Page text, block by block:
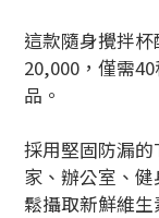
這款隨身攪拌
20,000，僅需
品。
採用堅固防漏
家、辦公室、
鬆攝取新鮮維